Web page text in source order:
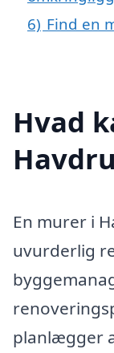
6) Find en
Hvad
En murer i
uvurderlig
planlægger